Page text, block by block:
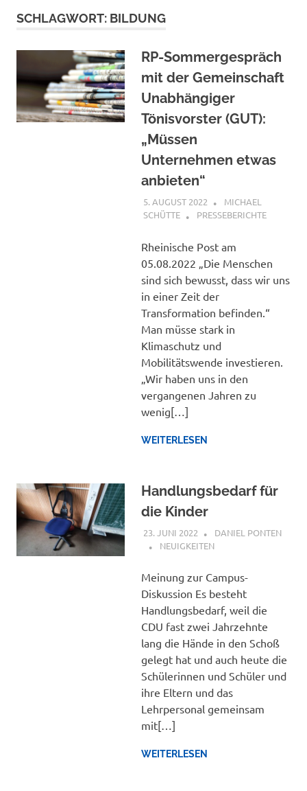
SCHLAGWORT: BILDUNG
RP-Sommergespräch
mit der Gemeinschaft
Unabhängiger
Tönisvorster (GUT):
„Müssen
Unternehmen etwas
anbieten“
5. AUGUST 2022
MICHAEL
SCHÜTTE
PRESSEBERICHTE
Rheinische Post am
05.08.2022 „Die Menschen
sind sich bewusst, dass wir uns
in einer Zeit der
Transformation befinden.“
Man müsse stark in
Klimaschutz und
Mobilitätswende investieren.
„Wir haben uns in den
vergangenen Jahren zu
wenig[…]
WEITERLESEN
Handlungsbedarf für
die Kinder
23. JUNI 2022
DANIEL PONTEN
NEUIGKEITEN
Meinung zur Campus-
Diskussion Es besteht
Handlungsbedarf, weil die
CDU fast zwei Jahrzehnte
lang die Hände in den Schoß
gelegt hat und auch heute die
Schülerinnen und Schüler und
ihre Eltern und das
Lehrpersonal gemeinsam
mit[…]
WEITERLESEN